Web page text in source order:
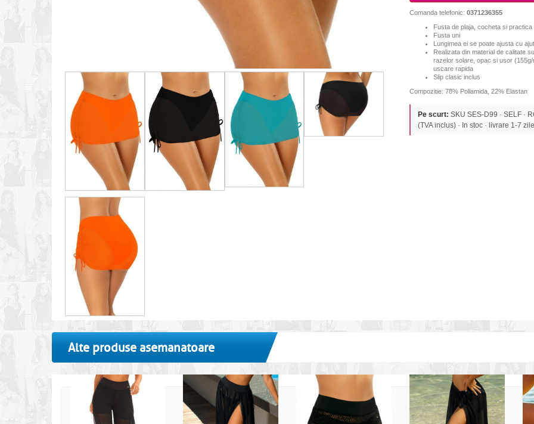
Comanda telefonic: 0371236355
Fusta de plaja, cocheta si practica
Fusta uni
Lungimea ei se poate ajusta cu
Realizata din material de calitate
razelor solare, opac si usor
uscare rapida
Slip clasic inclus
Compozitie: 78% Poliamida, 22% Elastan
Pe scurt: SKU SES-D99 · SELF ·
(TVA inclus) · In stoc · livrare 1-7
Alte produse asemanatoare